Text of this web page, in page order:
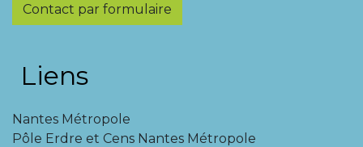
Contact par formulaire
Liens
Nantes Métropole
Pôle Erdre et Cens Nantes Métropole